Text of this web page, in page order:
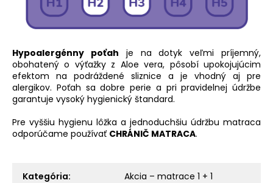
Hypoalergénny poťah je na dotyk veľmi príjemný,
obohatený o výťažky z Aloe vera, pôsobí upokojujúcim
efektom na podráždené sliznice a je vhodný aj pre
alergikov. Poťah sa dobre perie a pri pravidelnej údržbe
garantuje vysoký hygienický štandard.
Pre vyššiu hygienu lôžka a jednoduchšiu údržbu matraca
odporúčame používať CHRÁNIČ MATRACA.
Kategória: Akcia – matrace 1 + 1